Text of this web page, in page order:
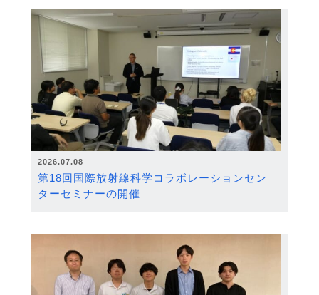
2026.07.08
第18回国際放射線科学コラボレーションセン
ターセミナーの開催